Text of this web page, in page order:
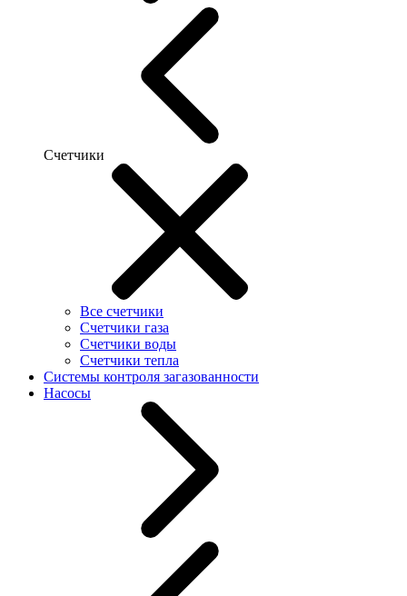
Счетчики
Все счетчики
Счетчики газа
Счетчики воды
Счетчики тепла
Системы контроля загазованности
Насосы